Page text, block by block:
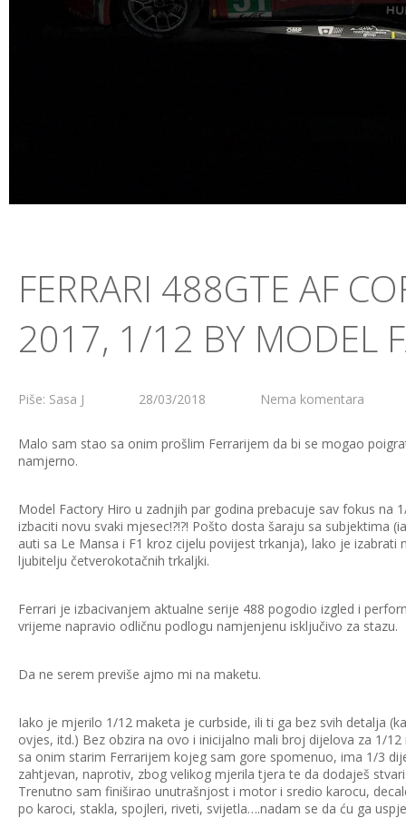
FERRARI 488GTE AF
2017, 1/12 BY MODEL
Piše: Sasa J 28/03/2018 Nema komentara
Malo sam stao sa onim prošlim Ferrarijem da bi se mogao
namjerno.
Model Factory Hiro u zadnjih par godina prebacuje sav fokus na
izbaciti novu svaki mjesec!?!?! Pošto dosta šaraju sa subjektima
auti sa Le Mansa i F1 kroz cijelu povijest trkanja), lako je izabrati
ljubitelju četverokotačnih trkaljki.
Ferrari je izbacivanjem aktualne serije 488 pogodio izgled i
vrijeme napravio odličnu podlogu namjenjenu isključivo za stazu.
Da ne serem previše ajmo mi na maketu.
Iako je mjerilo 1/12 maketa je curbside, ili ti ga bez svih detalja
ovjes, itd.) Bez obzira na ovo i inicijalno mali broj dijelova za 1/
sa onim starim Ferrarijem kojeg sam gore spomenuo, ima 1/3
zahtjevan, naprotiv, zbog velikog mjerila tjera te da dodaješ
Trenutno sam finiširao unutrašnjost i motor i sredio karocu,
po karoci, stakla, spojleri, riveti, svijetla….nadam se da ću ga